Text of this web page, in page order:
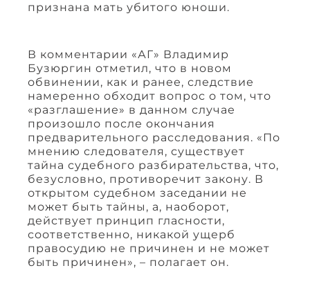
признана мать убитого юноши.
В комментарии «АГ» Владимир
Бузюргин отметил, что в новом
обвинении, как и ранее, следствие
намеренно обходит вопрос о том, что
«разглашение» в данном случае
произошло после окончания
предварительного расследования. «По
мнению следователя, существует
тайна судебного разбирательства, что,
безусловно, противоречит закону. В
открытом судебном заседании не
может быть тайны, а, наоборот,
действует принцип гласности,
соответственно, никакой ущерб
правосудию не причинен и не может
быть причинен», – полагает он.